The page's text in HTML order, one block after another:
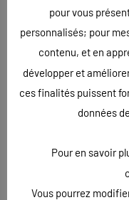
pilote de la team
D’autres choses sont
2013 s’annonce de
qui devrait se signer.
pour vous
personnalisés; pour
contenu, et en
développer et
ces finalités puissent
données
Pour en savoir
Vous pourrez